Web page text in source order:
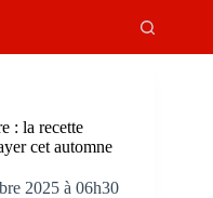
: la recette
cet automne
2025 à 06h30